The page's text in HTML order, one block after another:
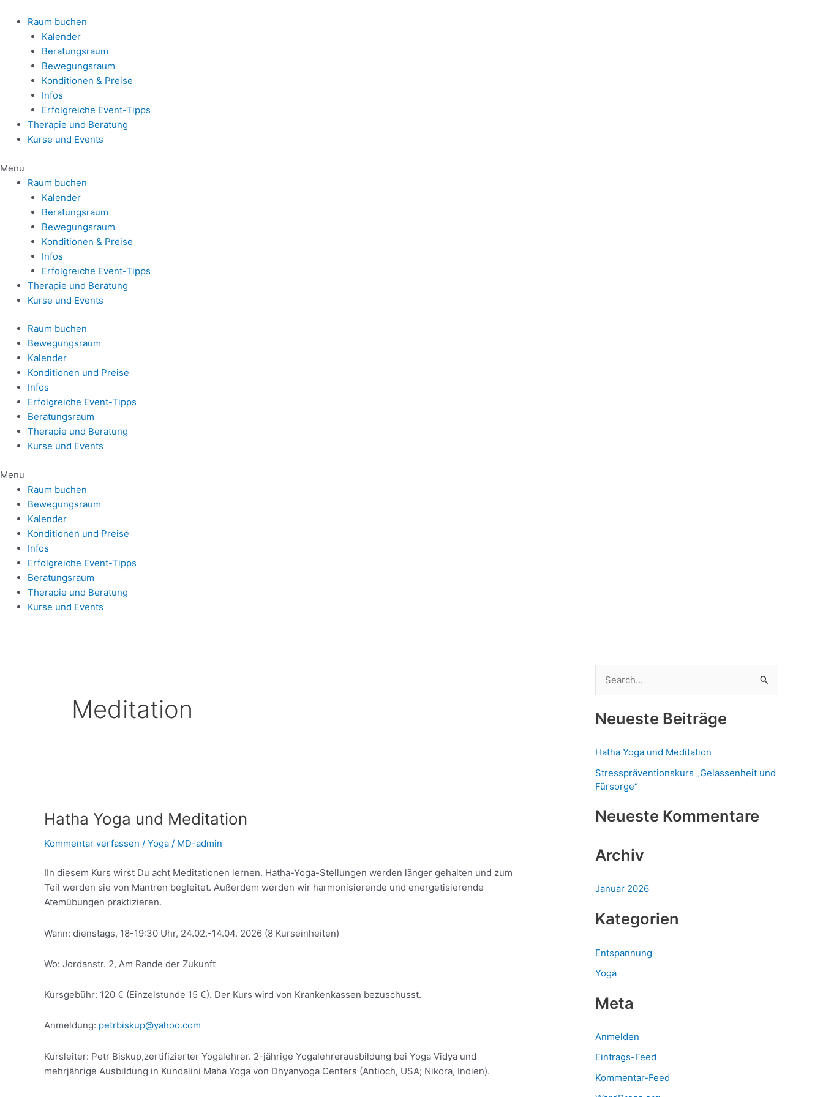
Inhalt
springen
Raum buchen
Kalender
Beratungsraum
Bewegungsraum
Konditionen & Preise
Infos
Erfolgreiche Event-Tipps
Therapie und Beratung
Kurse und Events
Menu
Raum buchen
Kalender
Beratungsraum
Bewegungsraum
Konditionen & Preise
Infos
Erfolgreiche Event-Tipps
Therapie und Beratung
Kurse und Events
Raum buchen
Bewegungsraum
Kalender
Konditionen und Preise
Infos
Erfolgreiche Event-Tipps
Beratungsraum
Therapie und Beratung
Kurse und Events
Menu
Raum buchen
Bewegungsraum
Kalender
Konditionen und Preise
Infos
Erfolgreiche Event-Tipps
Beratungsraum
Therapie und Beratung
Kurse und Events
Meditation
Hatha Yoga und Meditation
Kommentar verfassen / Yoga / MD-admin
IIn diesem Kurs wirst Du acht Meditationen lernen. Hatha-Yoga-Stellungen werden länger gehalten und zum
Teil werden sie von Mantren begleitet. Außerdem werden wir harmonisierende und energetisierende
Atemübungen praktizieren.
Wann: dienstags, 18-19:30 Uhr, 24.02.-14.04. 2026 (8 Kurseinheiten)
Wo: Jordanstr. 2, Am Rande der Zukunft
Kursgebühr: 120 € (Einzelstunde 15 €). Der Kurs wird von Krankenkassen bezuschusst.
Anmeldung: petrbiskup@yahoo.com
Kursleiter: Petr Biskup,zertifizierter Yogalehrer. 2-jährige Yogalehrerausbildung bei Yoga Vidya und
mehrjährige Ausbildung in Kundalini Maha Yoga von Dhyanyoga Centers (Antioch, USA; Nikora, Indien).
und
c
e
n
n
a
h
Neueste Beiträge
Hatha Yoga und Meditation
Stresspräventionskurs „Gelassenheit und
Fürsorge“
Neueste Kommentare
Archiv
Januar 2026
Kategorien
Entspannung
Yoga
Meta
Anmelden
Eintrags-Feed
Kommentar-Feed